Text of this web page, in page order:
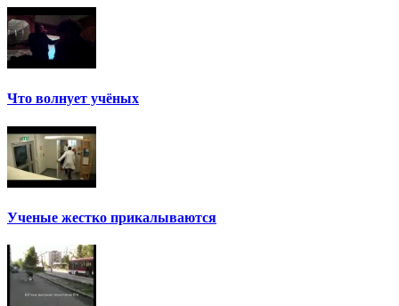
Что волнует учёных
Ученые жестко прикалываются